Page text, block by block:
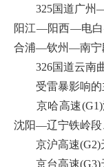
325国道广州
阳江—阳西—电
合浦—钦州—南宁
326国道云南
受雷暴影响的
京哈高速(G1)
沈阳—辽宁铁岭
京沪高速(G2)
京台高速(G3)